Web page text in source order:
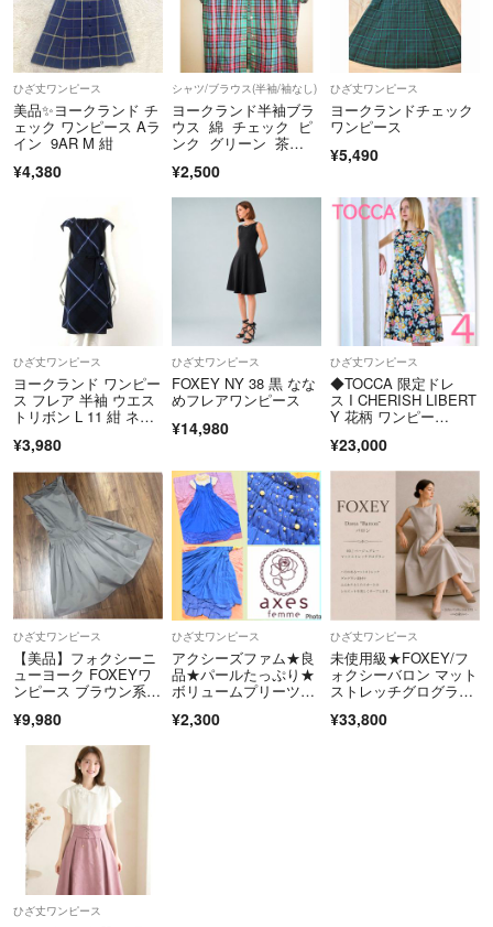
ひざ丈ワンピース
美品✨ヨークランド チ
ェック ワンピース Aラ
イン 9AR M 紺
¥4,380
シャツ/ブラウス(半袖/袖なし)
ヨークランド半袖ブラ
ウス 綿 チェック ピ
ンク グリーン 茶
¥2,500
ひざ丈ワンピース
ヨークランドチェック
ワンピース
¥5,490
ひざ丈ワンピース
ヨークランド ワンピー
ス フレア 半袖 ウエス
トリボン L 11 紺 ネイ
¥3,980
ひざ丈ワンピース
FOXEY NY 38 黒 なな
めフレアワンピース
¥14,980
ひざ丈ワンピース
◆TOCCA 限定ドレ
ス I CHERISH LIBERT
Y 花柄 ワンピー
¥23,000
ひざ丈ワンピース
【美品】フォクシーニ
ューヨーク FOXEYワ
ンピース ブラウン系 4
¥9,980
ひざ丈ワンピース
アクシーズファム★良
品★パールたっぷり★
ボリュームプリーツO
アリーグランジ★フェ
¥2,300
ひざ丈ワンピース
未使用級★FOXEY/フ
ォクシーバロン マット
ストレッチグログラ
¥33,800
ひざ丈ワンピース